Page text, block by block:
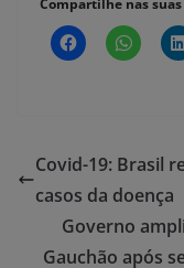
Compartilhe nas suas
Covid-19: Brasil
casos da doença
Governo
Gauchão após